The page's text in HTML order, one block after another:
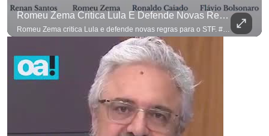
Romeu Zema Critica Lula E Defende Novas Regras Para O STF. #OAntagonista
Romeu Zema critica Lula e defende novas regras para o STF. #OAntagonista Se você busca informação com credibilidade, inscreva-se agora e ative o